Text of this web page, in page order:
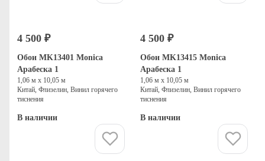
4 500 ₽
Обои MK13401 Monica
Арабеска 1
1,06 м х 10,05 м
Китай, Флизелин, Винил горячего
тиснения
В наличии
4 500 ₽
Обои MK13415 Monica
Арабеска 1
1,06 м х 10,05 м
Китай, Флизелин, Винил горячего
тиснения
В наличии